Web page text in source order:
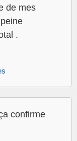
de mes
.
confirme